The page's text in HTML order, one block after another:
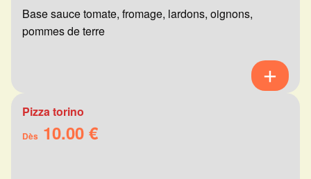
Base sauce tomate, fromage, lardons, oignons,
pommes de terre
Pizza torino
Dès 10.00 €